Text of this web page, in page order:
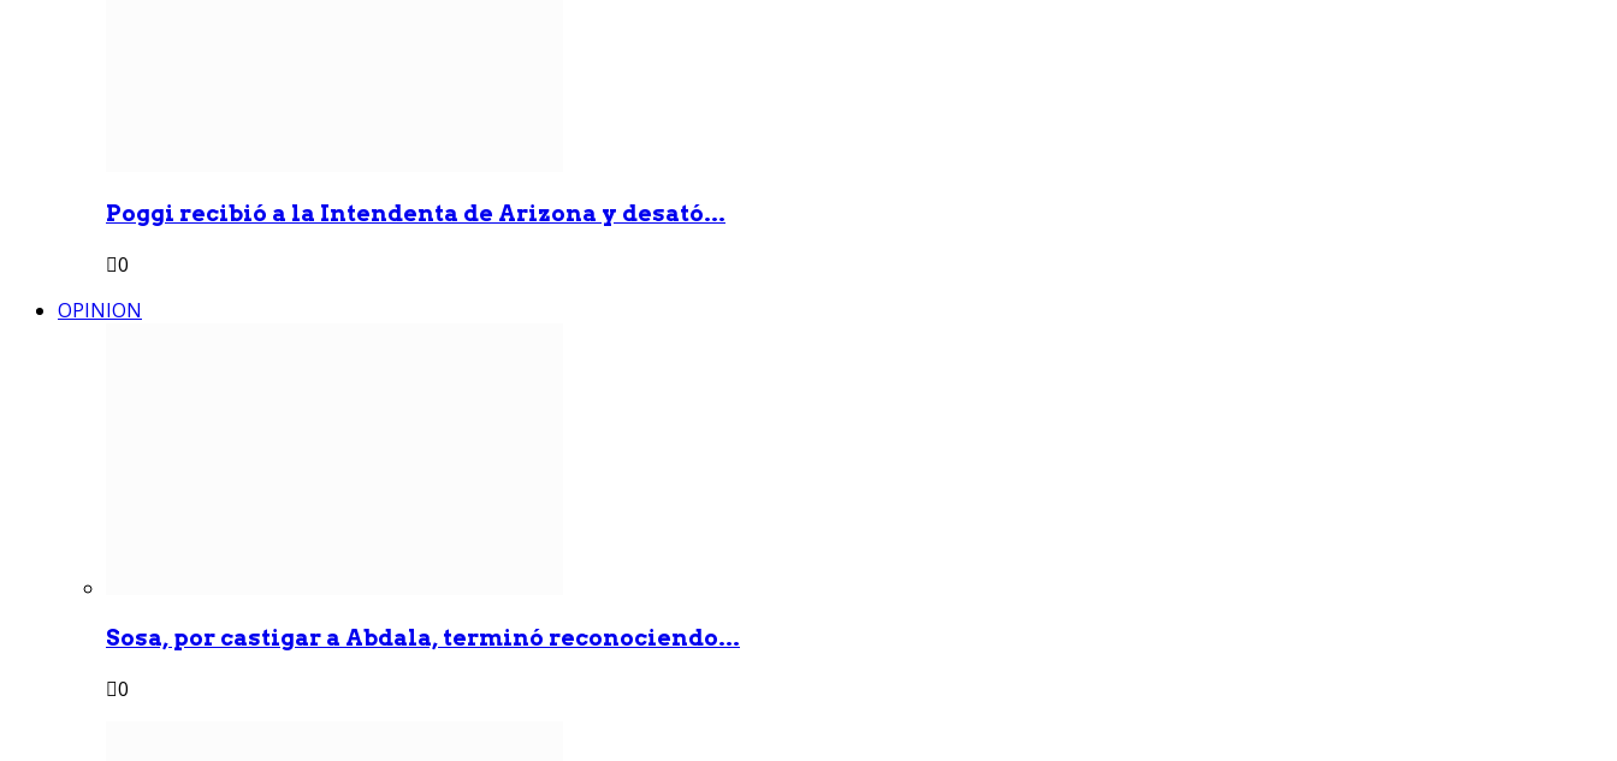
Poggi recibió a la Intendenta de Arizona y desató...
0
OPINION
Sosa, por castigar a Abdala, terminó reconociendo...
0